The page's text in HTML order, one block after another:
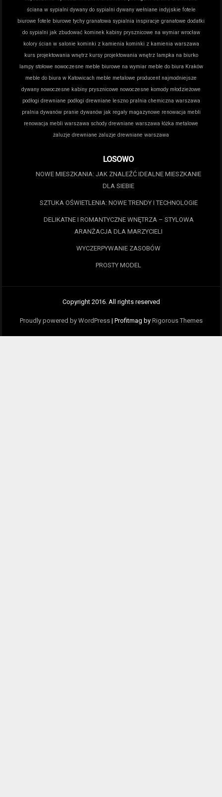
ściana w sypialni dywany do sypialni dywany wełniane indyjskie fotele
biurowe fotele biurowe tychy granatowa sypialnia inspiracje granatowe dodatki
do sypialni jak zbudować kominek kabiny prysznicowe na wymiar wrocław
kolory ścian w salonie kominki z kamienia kominki z kamienia warszawa
kurs projektowania wnętrz kursy projektowania wnętrz lampka na biurko
lampy stołowe nowoczesne meble biurowe na wymiar meble do biura Kraków
meble do biura w Katowicach meble metalowe producent najmodniejsze
dywany nowoczesne kabiny prysznicowe nowoczesne komody młodzieżowe
podłogi drewniane podłogi drewniane leszno pralnia chemiczna warszawa
pralnia dywanów pranie dywanów jak regały magazynowe renowacja mebli
renowacja mebli warszawa schody drewniane warszawa łóżka metalowe
żaluzje drewniane żaluzje drewniane warszawa
LOSOWO
NOWE MIESZKANIA: JAK ZNALEŹĆ IDEALNE MIESZKANIE
DLA SIEBIE
SZTUKA OŚWIETLENIA: NOWE TRENDY I TECHNOLOGIE
DELIKATNE I ROMANTYCZNE WNĘTRZA – STYLOWA
ARANŻACJA DLA MARZYCIELI
WYCZERPYWANIE ZASOBÓW
PROSTY MODEL
Copyright 2016. All rights reserved
Proudly powered by WordPress | Profitmag by Rigorous Themes